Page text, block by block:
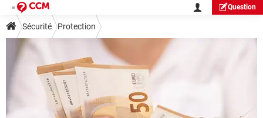
Question
Sécurité Protection